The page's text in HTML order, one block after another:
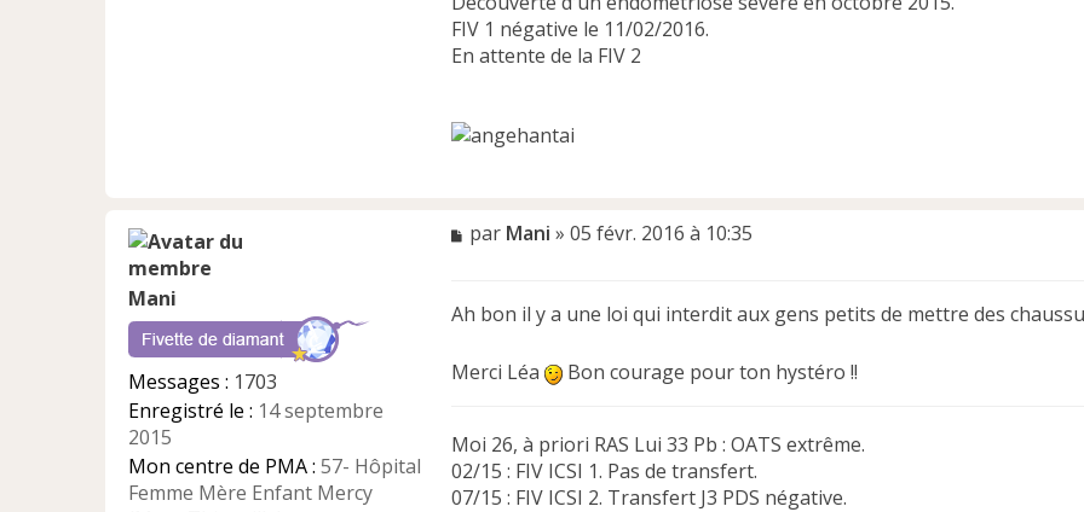
FIV 1 négative le 11/02/2016.
En attente de la FIV 2
Mani
Messages : 1703
Enregistré le : 14 septembre
2015
Mon centre de PMA : 57- Hôpital
Femme Mère Enfant Mercy
M
s
a
e
n
l
u
par Mani » 05 févr. 2016 à 10:35
Ah bon il y a une loi qui interdit aux gens petits de mettre des
Merci Léa Bon courage pour ton hystéro !!
Moi 26, à priori RAS Lui 33 Pb : OATS extrême.
02/15 : FIV ICSI 1. Pas de transfert.
07/15 : FIV ICSI 2. Transfert J3 PDS négative.